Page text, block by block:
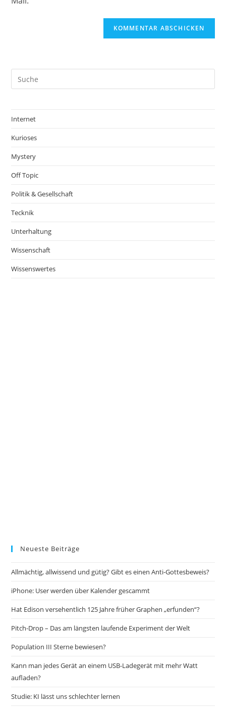
Internet
Kurioses
Mystery
Off Topic
Politik & Gesellschaft
Tecknik
Unterhaltung
Wissenschaft
Wissenswertes
Neueste Beiträge
Allmächtig, allwissend und gütig? Gibt es einen Anti-Gottesbeweis?
iPhone: User werden über Kalender gescammt
Hat Edison versehentlich 125 Jahre früher Graphen „erfunden“?
Pitch-Drop – Das am längsten laufende Experiment der Welt
Population III Sterne bewiesen?
Kann man jedes Gerät an einem USB-Ladegerät mit mehr Watt
aufladen?
Studie: KI lässt uns schlechter lernen